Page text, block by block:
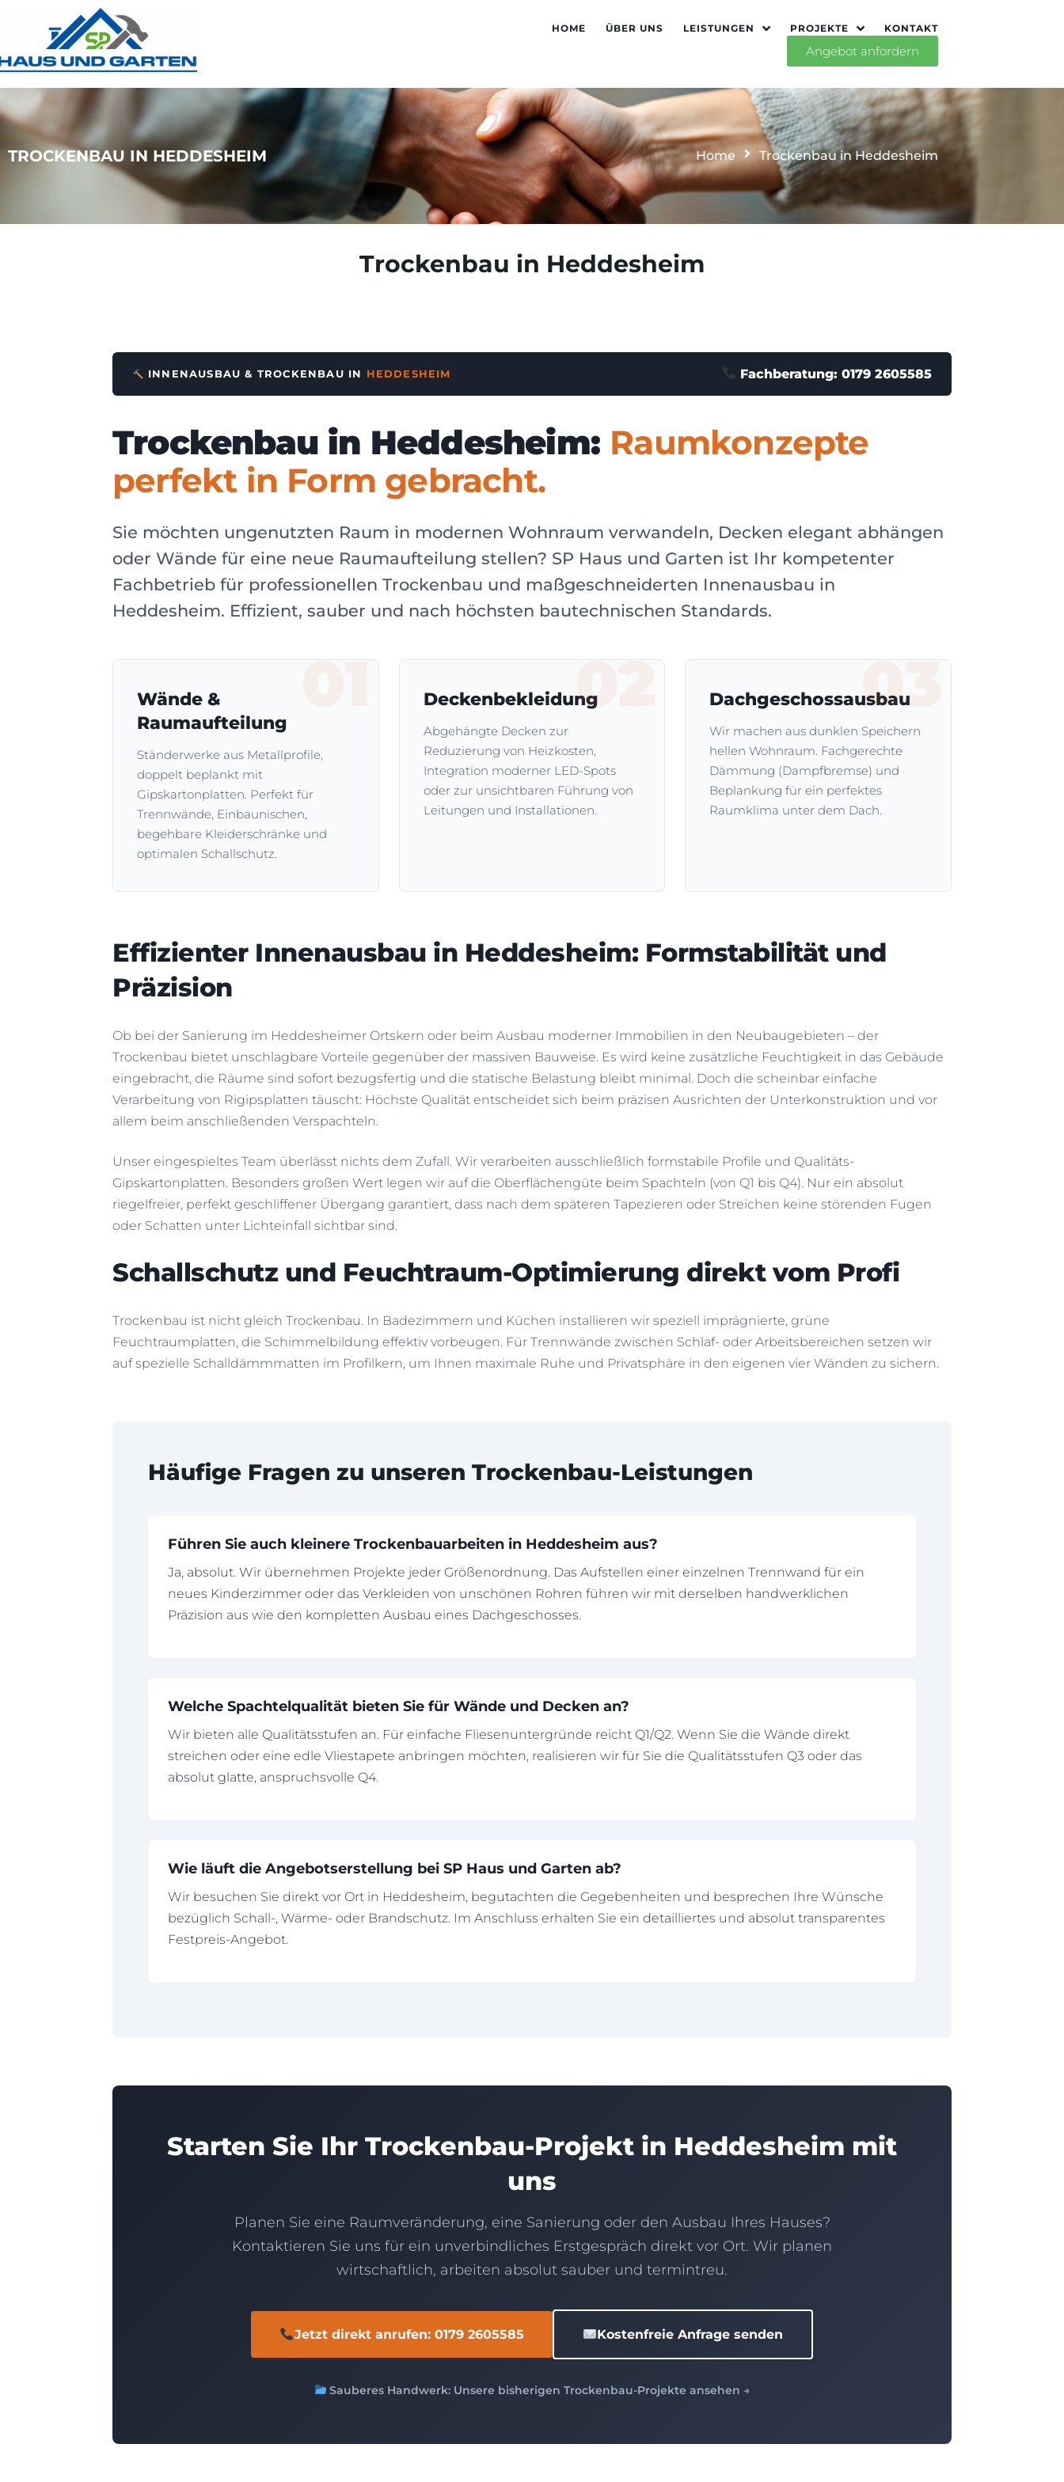
HOME ÜBER UNS LEISTUNGEN PROJEKTE KONTAKT
Angebot anfordern
TROCKENBAU IN HEDDESHEIM Home Trockenbau in Heddesheim
Trockenbau in Heddesheim
INNENAUSBAU & TROCKENBAU IN HEDDESHEIM Fachberatung: 0179 2605585
Trockenbau in Heddesheim: Raumkonzepte
perfekt in Form gebracht.
Sie möchten ungenutzten Raum in modernen Wohnraum verwandeln, Decken elegant abhängen
oder Wände für eine neue Raumaufteilung stellen? SP Haus und Garten ist Ihr kompetenter
Fachbetrieb für professionellen Trockenbau und maßgeschneiderten Innenausbau in
Heddesheim. Effizient, sauber und nach höchsten bautechnischen Standards.
01
Wände &
Raumaufteilung
Ständerwerke aus Metallprofile,
doppelt beplankt mit
Gipskartonplatten. Perfekt für
Trennwände, Einbaunischen,
begehbare Kleiderschränke und
optimalen Schallschutz.
02
Deckenbekleidung
Abgehängte Decken zur
Reduzierung von Heizkosten,
Integration moderner LED-Spots
oder zur unsichtbaren Führung von
Leitungen und Installationen.
03
Dachgeschossausbau
Wir machen aus dunklen Speichern
hellen Wohnraum. Fachgerechte
Dämmung (Dampfbremse) und
Beplankung für ein perfektes
Raumklima unter dem Dach.
Effizienter Innenausbau in Heddesheim: Formstabilität und
Präzision
Ob bei der Sanierung im Heddesheimer Ortskern oder beim Ausbau moderner Immobilien in den Neubaugebieten – der
Trockenbau bietet unschlagbare Vorteile gegenüber der massiven Bauweise. Es wird keine zusätzliche Feuchtigkeit in das Gebäude
eingebracht, die Räume sind sofort bezugsfertig und die statische Belastung bleibt minimal. Doch die scheinbar einfache
Verarbeitung von Rigipsplatten täuscht: Höchste Qualität entscheidet sich beim präzisen Ausrichten der Unterkonstruktion und vor
allem beim anschließenden Verspachteln.
Unser eingespieltes Team überlässt nichts dem Zufall. Wir verarbeiten ausschließlich formstabile Profile und Qualitäts-
Gipskartonplatten. Besonders großen Wert legen wir auf die Oberflächengüte beim Spachteln (von Q1 bis Q4). Nur ein absolut
riegelfreier, perfekt geschliffener Übergang garantiert, dass nach dem späteren Tapezieren oder Streichen keine störenden Fugen
oder Schatten unter Lichteinfall sichtbar sind.
Schallschutz und Feuchtraum-Optimierung direkt vom Profi
Trockenbau ist nicht gleich Trockenbau. In Badezimmern und Küchen installieren wir speziell imprägnierte, grüne
Feuchtraumplatten, die Schimmelbildung effektiv vorbeugen. Für Trennwände zwischen Schlaf- oder Arbeitsbereichen setzen wir
auf spezielle Schalldämmmatten im Profilkern, um Ihnen maximale Ruhe und Privatsphäre in den eigenen vier Wänden zu sichern.
Häufige Fragen zu unseren Trockenbau-Leistungen
Führen Sie auch kleinere Trockenbauarbeiten in Heddesheim aus?
Ja, absolut. Wir übernehmen Projekte jeder Größenordnung. Das Aufstellen einer einzelnen Trennwand für ein
neues Kinderzimmer oder das Verkleiden von unschönen Rohren führen wir mit derselben handwerklichen
Präzision aus wie den kompletten Ausbau eines Dachgeschosses.
Welche Spachtelqualität bieten Sie für Wände und Decken an?
Wir bieten alle Qualitätsstufen an. Für einfache Fliesenuntergründe reicht Q1/Q2. Wenn Sie die Wände direkt
streichen oder eine edle Vliestapete anbringen möchten, realisieren wir für Sie die Qualitätsstufen Q3 oder das
absolut glatte, anspruchsvolle Q4.
Wie läuft die Angebotserstellung bei SP Haus und Garten ab?
Wir besuchen Sie direkt vor Ort in Heddesheim, begutachten die Gegebenheiten und besprechen Ihre Wünsche
bezüglich Schall-, Wärme- oder Brandschutz. Im Anschluss erhalten Sie ein detailliertes und absolut transparentes
Festpreis-Angebot.
Starten Sie Ihr Trockenbau-Projekt in Heddesheim mit
uns
Planen Sie eine Raumveränderung, eine Sanierung oder den Ausbau Ihres Hauses?
Kontaktieren Sie uns für ein unverbindliches Erstgespräch direkt vor Ort. Wir planen
wirtschaftlich, arbeiten absolut sauber und termintreu.
Jetzt direkt anrufen: 0179 2605585 Kostenfreie Anfrage senden
Sauberes Handwerk: Unsere bisherigen Trockenbau-Projekte ansehen →